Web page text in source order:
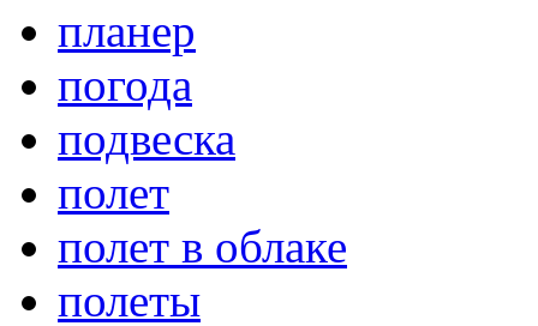
планер
погода
подвеска
полет
полет в облаке
полеты